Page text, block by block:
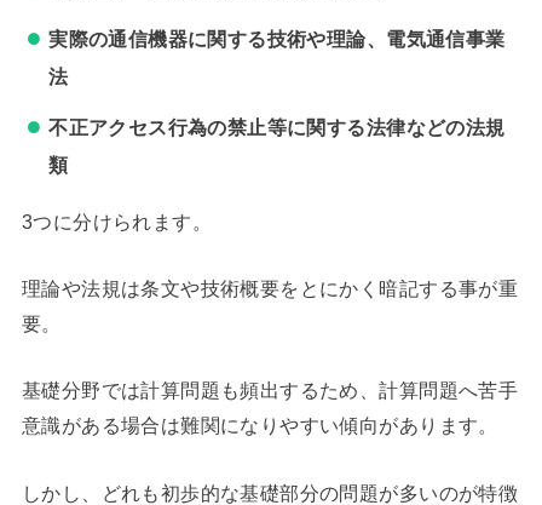
実際の通信機器に関する技術や理論、電気通信事業
法
不正アクセス行為の禁止等に関する法律などの法規
類
3つに分けられます。
理論や法規は条文や技術概要をとにかく暗記する事が重
要。
基礎分野では計算問題も頻出するため、計算問題へ苦手
意識がある場合は難関になりやすい傾向があります。
しかし、どれも初歩的な基礎部分の問題が多いのが特徴